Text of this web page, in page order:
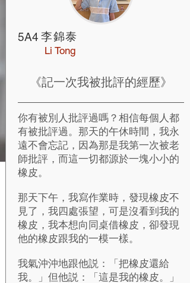
5A4 李錦泰
Li Tong
《記一次我被批評的經歷》
你有被別人批評過嗎？相信每個人都
有被批評過。那天的午休時間，我永
遠不會忘記，因為那是我第一次被老
師批評，而這一切都源於一塊小小的
橡皮。
那天下午，我寫作業時，發現橡皮不
見了，我四處張望，可是沒看到我的
橡皮，我本想向同桌借橡皮，卻發現
他的橡皮跟我的一模一樣。
我氣沖沖地跟他説：「把橡皮還給
我。」但他説：「這是我的橡皮。」